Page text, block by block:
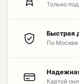
Только
Быстрая
По Москве
Картой